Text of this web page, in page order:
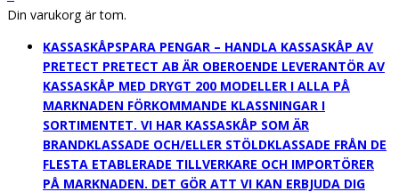
Din varukorg är tom.
KASSASKÅPSPARA PENGAR – HANDLA KASSASKÅP AV
PRETECT PRETECT AB ÄR OBEROENDE LEVERANTÖR AV
KASSASKÅP MED DRYGT 200 MODELLER I ALLA PÅ
MARKNADEN FÖRKOMMANDE KLASSNINGAR I
SORTIMENTET. VI HAR KASSASKÅP SOM ÄR
BRANDKLASSADE OCH/ELLER STÖLDKLASSADE FRÅN DE
FLESTA ETABLERADE TILLVERKARE OCH IMPORTÖRER
PÅ MARKNADEN. DET GÖR ATT VI KAN ERBJUDA DIG